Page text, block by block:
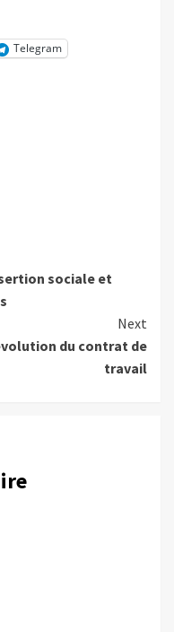
Telegram
sociale et
Next
du contrat de
travail